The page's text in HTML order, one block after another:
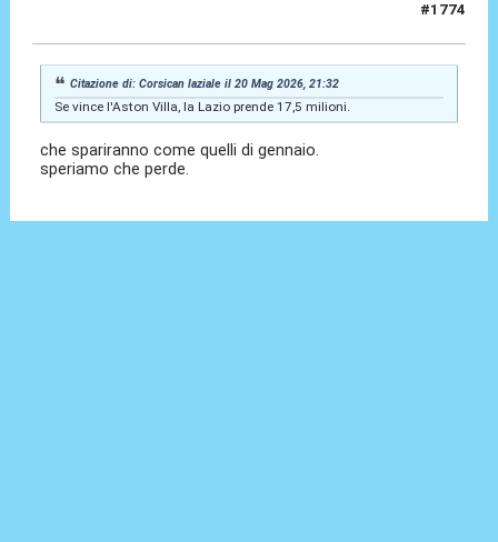
#1774
Citazione di: Corsican laziale il 20 Mag 2026, 21:32
Se vince l'Aston Villa, la Lazio prende 17,5 milioni.
che spariranno come quelli di gennaio.
speriamo che perde.